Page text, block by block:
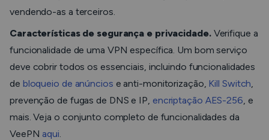
vendendo-as a terceiros.
Características de segurança e privacidade. Verifique a
funcionalidade de uma VPN específica. Um bom serviço
deve cobrir todos os essenciais, incluindo funcionalidades
de bloqueio de anúncios e anti-monitorização, Kill Switch,
prevenção de fugas de DNS e IP, encriptação AES-256, e
mais. Veja o conjunto completo de funcionalidades da
VeePN aqui.